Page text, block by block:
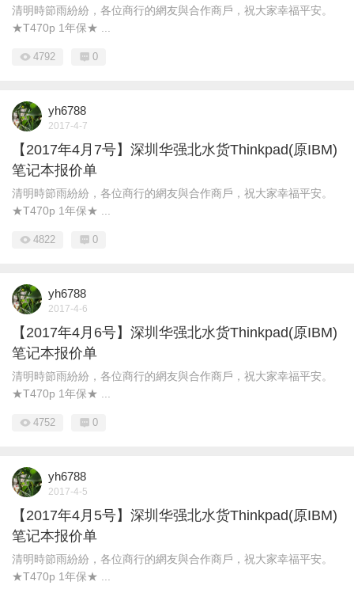
清明時節雨紛紛，各位商行的網友與合作商戶，祝大家幸福平安。
★T470p 1年保★ ...
4792 0
yh6788
2017-4-7
【2017年4月7号】深圳华强北水货Thinkpad(原IBM)
笔记本报价单
清明時節雨紛紛，各位商行的網友與合作商戶，祝大家幸福平安。
★T470p 1年保★ ...
4822 0
yh6788
2017-4-6
【2017年4月6号】深圳华强北水货Thinkpad(原IBM)
笔记本报价单
清明時節雨紛紛，各位商行的網友與合作商戶，祝大家幸福平安。
★T470p 1年保★ ...
4752 0
yh6788
2017-4-5
【2017年4月5号】深圳华强北水货Thinkpad(原IBM)
笔记本报价单
清明時節雨紛紛，各位商行的網友與合作商戶，祝大家幸福平安。
★T470p 1年保★ ...